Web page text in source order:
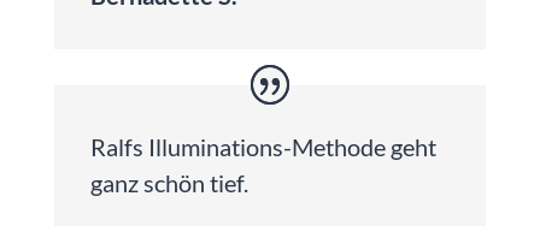
Ralfs Illuminations-Methode geht
ganz schön tief.